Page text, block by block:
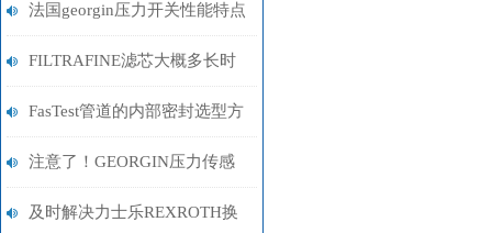
法国georgin压力开关性能特点
简单介绍
FILTRAFINE滤芯大概多长时
间更换一次
FasTest管道的内部密封选型方
法
注意了！GEORGIN压力传感
器的这四个误差无法避免
及时解决力士乐REXROTH换